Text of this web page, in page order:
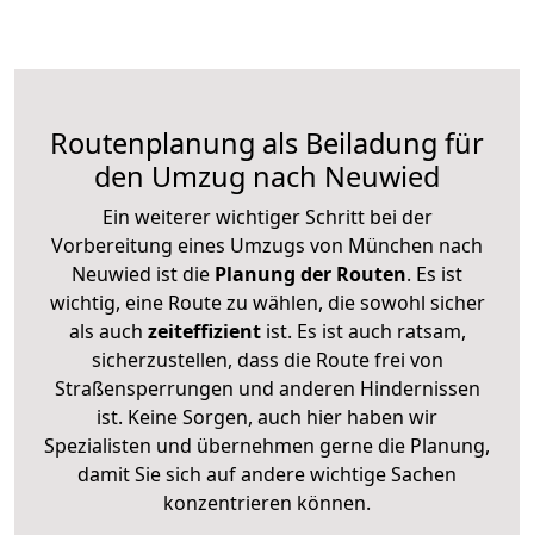
Routenplanung als Beiladung für
den Umzug nach Neuwied
Ein weiterer wichtiger Schritt bei der
Vorbereitung eines Umzugs von München nach
Neuwied ist die Planung der Routen. Es ist
wichtig, eine Route zu wählen, die sowohl sicher
als auch zeiteffizientist. Es ist auch ratsam,
sicherzustellen, dass die Route frei von
Straßensperrungen und anderen Hindernissen
ist. Keine Sorgen, auch hier haben wir
Spezialisten und übernehmen gerne die Planung,
damit Sie sich auf andere wichtige Sachen
konzentrieren können.